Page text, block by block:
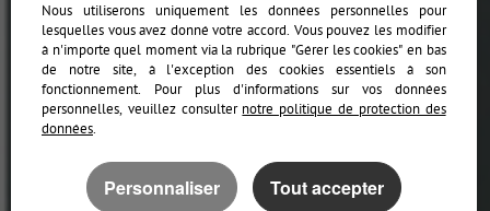
Afin de vous offrir un confort de lecture permanent, depuis votre PC, votre
tablette ou votre smartphone, notre site s’adapte automatiquement aux
Nous utiliserons uniquement les données personnelles pour
lesquelles vous avez donné votre accord. Vous pouvez les modifier
à n'importe quel moment via la rubrique "Gérer les cookies" en bas
de notre site, à l'exception des cookies essentiels à son
fonctionnement. Pour plus d'informations sur vos données
personnelles, veuillez consulter notre politique de protection des
données.
Personnaliser Tout accepter